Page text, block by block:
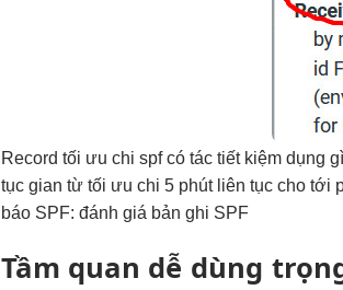
Recordtối ưu chi spf có táctiết kiệm dụng
tục gian từtối ưu chi 5 phút liên tục cho tới
báo SPF: đánh giá bản ghi SPF
Tầm quan dễ dùng